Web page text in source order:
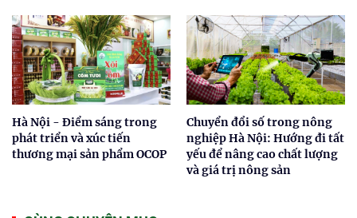
Hà Nội - Điểm sáng trong
phát triển và xúc tiến
thương mại sản phẩm OCOP
Chuyển đổi số trong nông
nghiệp Hà Nội: Hướng đi tất
yếu để nâng cao chất lượng
và giá trị nông sản